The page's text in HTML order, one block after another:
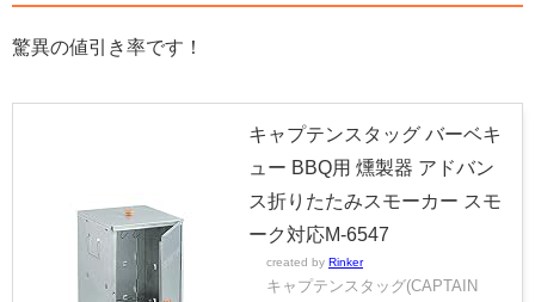
驚異の値引き率です！
キャプテンスタッグ バーベキ
ュー BBQ用 燻製器 アドバン
ス折りたたみスモーカー スモ
ーク対応M-6547
created by Rinker
キャプテンスタッグ(CAPTAIN